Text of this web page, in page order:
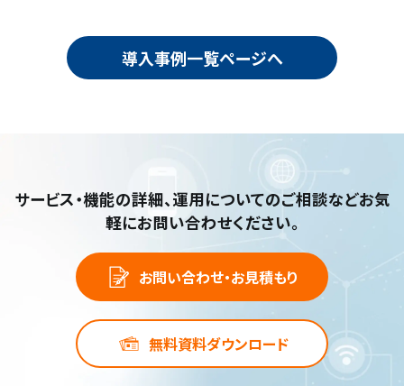
導入事例一覧ページへ
サービス・機能の詳細、運用についてのご相談などお気
軽にお問い合わせください。
お問い合わせ・お見積もり
無料資料ダウンロード